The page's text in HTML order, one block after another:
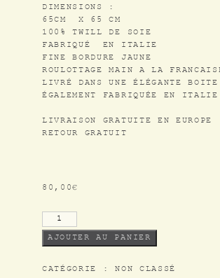
DIMENSIONS :
65CM X 65 CM
100% TWILL DE SOIE
FABRIQUÉ EN ITALIE
FINE BORDURE JAUNE
ROULOTTAGE MAIN A LA
LIVRÉ DANS UNE ÉLÉGANTE BOITE
ÉGALEMENT FABRIQUÉE EN
LIVRAISON GRATUITE EN EUROPE
RETOUR GRATUIT
80,00€
AJOUTER AU PANIER
CATÉGORIE :NON CLASSÉ
DESSINS / PATTERNS
SHOP
INSTAGRAM
CONTACT
MENTIONS LÉGALES
EN